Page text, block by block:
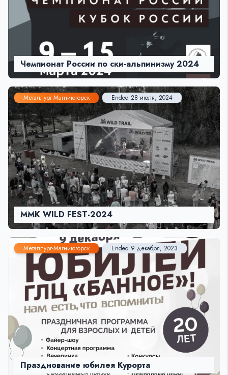
Чемпионат России по ски-альпинизму 2024
Металлург-Магнитогорск Ended 28 июля, 2024
MMK WILD FEST-2024
Металлург-Магнитогорск Ended 9 декабря, 2023
Празднование юбилея Курорта